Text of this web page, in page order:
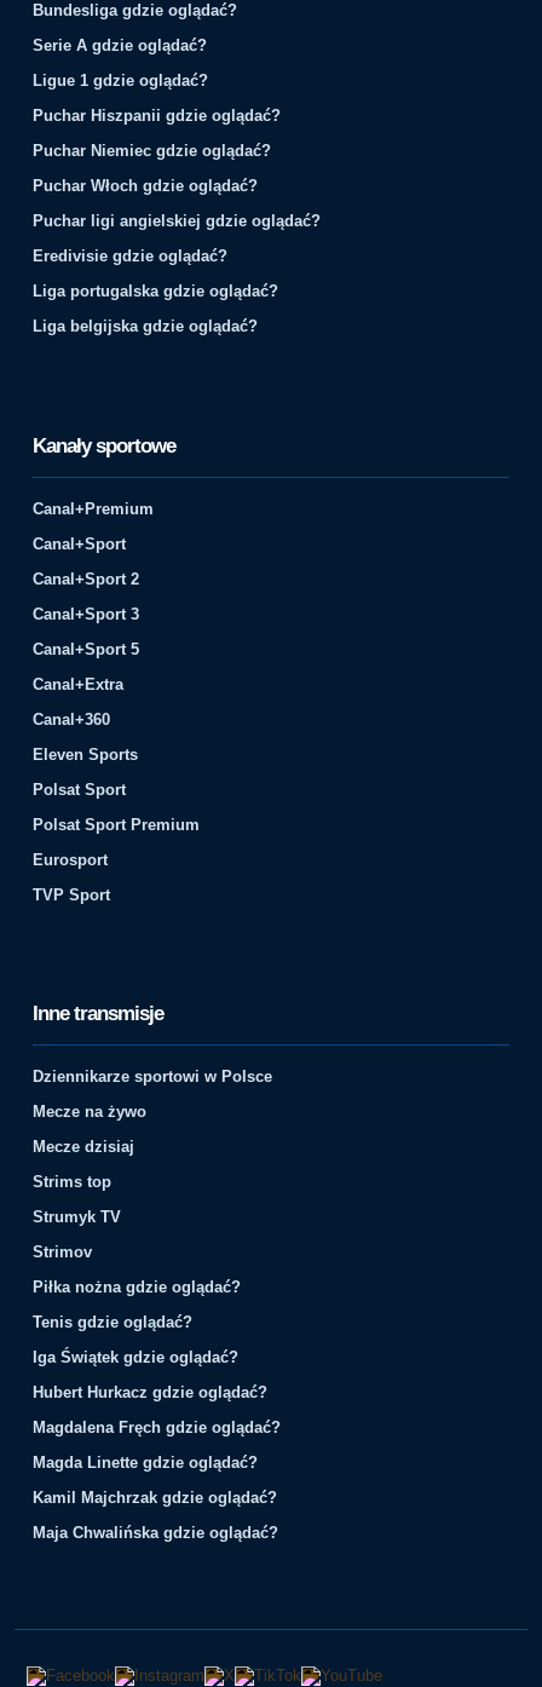
Bundesliga gdzie oglądać?
Serie A gdzie oglądać?
Ligue 1 gdzie oglądać?
Puchar Hiszpanii gdzie oglądać?
Puchar Niemiec gdzie oglądać?
Puchar Włoch gdzie oglądać?
Puchar ligi angielskiej gdzie oglądać?
Eredivisie gdzie oglądać?
Liga portugalska gdzie oglądać?
Liga belgijska gdzie oglądać?
Kanały sportowe
Canal+Premium
Canal+Sport
Canal+Sport 2
Canal+Sport 3
Canal+Sport 5
Canal+Extra
Canal+360
Eleven Sports
Polsat Sport
Polsat Sport Premium
Eurosport
TVP Sport
Inne transmisje
Dziennikarze sportowi w Polsce
Mecze na żywo
Mecze dzisiaj
Strims top
Strumyk TV
Strimov
Piłka nożna gdzie oglądać?
Tenis gdzie oglądać?
Iga Świątek gdzie oglądać?
Hubert Hurkacz gdzie oglądać?
Magdalena Fręch gdzie oglądać?
Magda Linette gdzie oglądać?
Kamil Majchrzak gdzie oglądać?
Maja Chwalińska gdzie oglądać?